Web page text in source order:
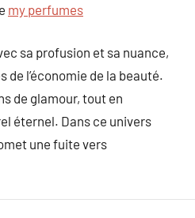
my perfumes
sa profusion et sa nuance,
de l’économie de la beauté.
de glamour, tout en
éternel. Dans ce univers
une fuite vers